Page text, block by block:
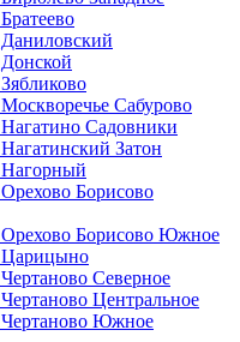
Сабурово
Cадовники
Затон
Нагорный
Борисово
Орехово Борисово Южное
Царицыно
Северное
Центральное
Чертаново Южное